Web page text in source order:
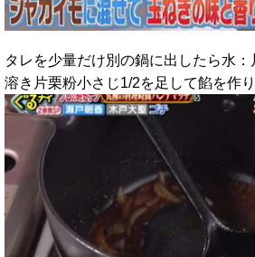
タレを少量だけ別の鍋に出したら水
溶き片栗粉小さじ1/2を足して餡を作り